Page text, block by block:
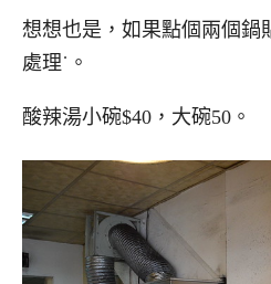
想想也是，如果點個兩個鍋
處理˙。
酸辣湯小碗$40，大碗50。